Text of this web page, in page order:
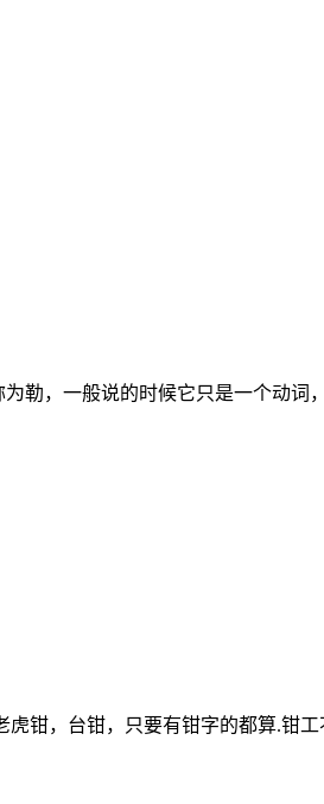
勒，一般说的时候它只是一个动
钳，台钳，只要有钳字的都算.钳工